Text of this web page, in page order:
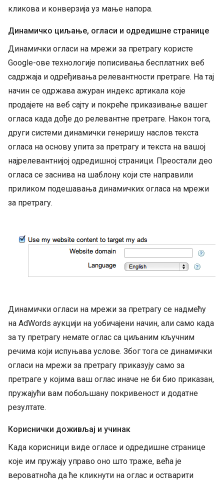
кликова и конверзија уз мање напора.
Динамичко циљање, огласи и одредишне странице
Динамички огласи на мрежи за претрагу користе
Google-ове технологије пописивања бесплатних веб
садржаја и одређивања релевантности претраге. На тај
начин се одржава ажуран индекс артикала које
продајете на веб сајту и покреће приказивање вашег
огласа када дође до релевантне претраге. Након тога,
други системи динамички генеришу наслов текста
огласа на основу упита за претрагу и текста на вашој
најрелевантнијој одредишној страници. Преостали део
огласа се заснива на шаблону који сте направили
приликом подешавања динамичких огласа на мрежи
за претрагу.
Динамички огласи на мрежи за претрагу се надмећу
на AdWords аукцији на уобичајени начин, али само када
за ту претрагу немате оглас са циљаним кључним
речима који испуњава услове. Због тога се динамички
огласи на мрежи за претрагу приказују само за
претраге у којима ваш оглас иначе не би био приказан,
пружајући вам побољшану покривеност и додатне
резултате.
Кориснички доживљај и учинак
Када корисници виде огласе и одредишне странице
које им пружају управо оно што траже, већа је
вероватноћа да ће кликнути на оглас и остварити